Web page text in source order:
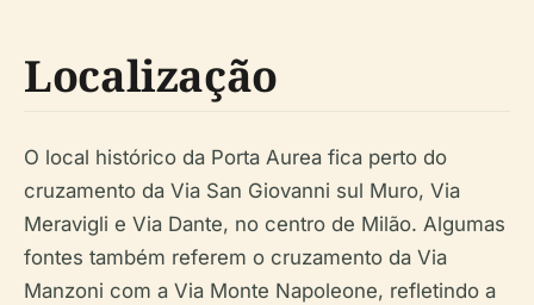
Localização
O local histórico da Porta Aurea fica perto do
cruzamento da Via San Giovanni sul Muro, Via
Meravigli e Via Dante, no centro de Milão. Algumas
fontes também referem o cruzamento da Via
Manzoni com a Via Monte Napoleone, refletindo a